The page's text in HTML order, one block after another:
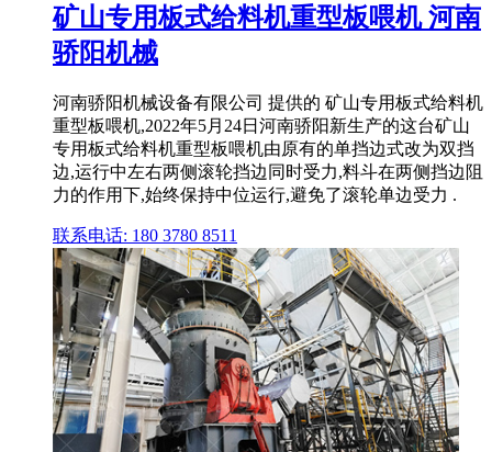
矿山专用板式给料机重型板喂机 河南
骄阳机械
河南骄阳机械设备有限公司 提供的 矿山专用板式给料机
重型板喂机,2022年5月24日河南骄阳新生产的这台矿山
专用板式给料机重型板喂机由原有的单挡边式改为双挡
边,运行中左右两侧滚轮挡边同时受力,料斗在两侧挡边阻
力的作用下,始终保持中位运行,避免了滚轮单边受力 .
联系电话: 180 3780 8511